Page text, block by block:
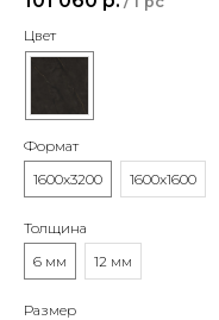
Цвет
Формат
1600x3200
1600x1600
Толщина
6 мм
12 мм
Размер